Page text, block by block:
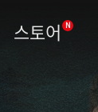
스토어 N